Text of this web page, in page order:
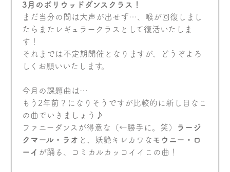
3月のボリウッドダンスクラス！
まだ当分の間は大声が出せず…、喉が回復しまし
たらまたレギュラークラスとして復活いたしま
す！
それまでは不定期開催となりますが、どうぞよろ
しくお願いいたします。
今月の課題曲は…
もう2年前？になりそうですが比較的に新し目なこ
の曲でいきましょう♪
ファニーダンスが得意な（←勝手に。笑）
ラージ
クマール・ラオ と、妖艶キレカワな モウニー・ロ
ーイ が踊る、コミカルカッコイイこの曲！